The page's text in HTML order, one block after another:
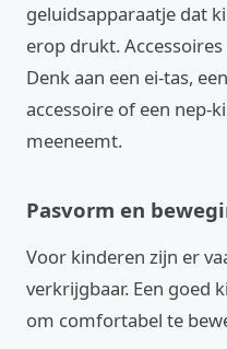
geluidsapparaatje dat
erop drukt.
Denk aan een ei-tas,
accessoire of een nep-
meeneemt.
Pasvorm en
Voor kinderen zijn er
verkrijgbaar. Een goed
om comfortabel te